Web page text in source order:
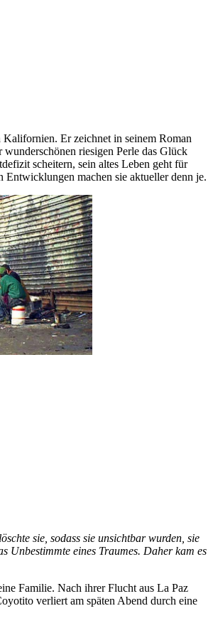
Er zeichnet in seinem Roman
riesigen Perle das Glück
scheitern, sein altes Leben geht für
machen sie aktueller denn je.
sie, sodass sie unsichtbar wurden, sie
Unbestimmte eines Traumes. Daher kam es
Familie. Nach ihrer Flucht aus La Paz
verliert am späten Abend durch eine